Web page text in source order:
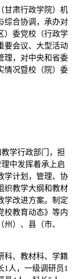
甘肃行政学院）机
综合协调，承办对
）委党校（行政学
要会议、大型活动
理，对中央和省委
情况暨校（院）委
学行政部门，担
中发挥着承上启
学计划，管理、协
织教学大纲和教材
学改进方案。制定
校教育动态》等内
）、县（市、
科、教材科、学籍
1人，一级调研员1